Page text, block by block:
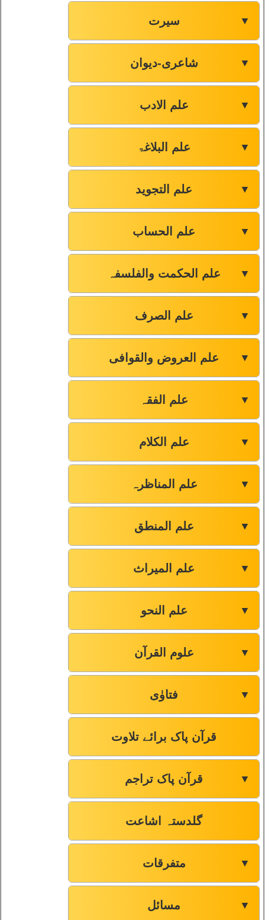
سیرت ▼
شاعری-دیوان ▼
علم الادب ▼
علم البلاغۃ ▼
علم التجوید ▼
علم الحساب ▼
علم الحکمت والفلسفہ ▼
علم الصرف ▼
علم العروض والقوافی ▼
علم الفقہ ▼
علم الکلام ▼
علم المناظرہ ▼
علم المنطق ▼
علم المیراث ▼
علم النحو ▼
علوم القرآن ▼
فتاوٰی ▼
قرآن پاک برائے تلاوت
قرآن پاک تراجم ▼
گلدستہ اشاعت
متفرقات ▼
مسائل ▼